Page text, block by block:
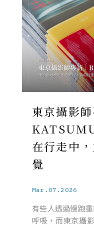
東京攝影
在行走中
覺
Mar.07.2026
有些人透過慢跑
呼吸，而東京攝